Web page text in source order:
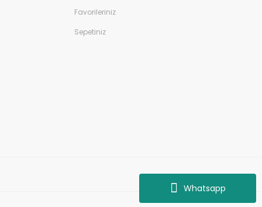
Whatsapp
Favorileriniz
Sepetiniz